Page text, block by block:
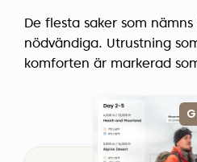
De flesta saker som
nödvändiga. Utrustning
komforten är markerad